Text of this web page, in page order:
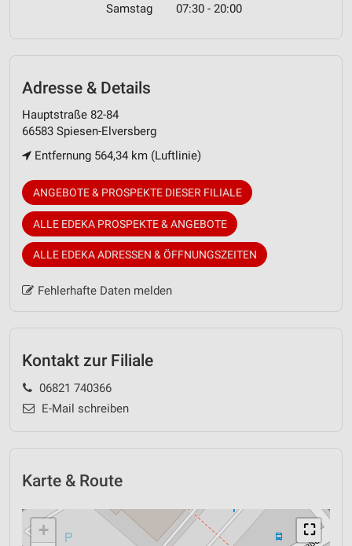
Samstag 07:30 - 20:00
Adresse & Details
Hauptstraße 82-84
66583 Spiesen-Elversberg
Entfernung 564,34 km (Luftlinie)
ANGEBOTE & PROSPEKTE DIESER FILIALE
ALLE EDEKA PROSPEKTE & ANGEBOTE
ALLE EDEKA ADRESSEN & ÖFFNUNGSZEITEN
Fehlerhafte Daten melden
Kontakt zur Filiale
06821 740366
E-Mail schreiben
Karte & Route
⛶
+